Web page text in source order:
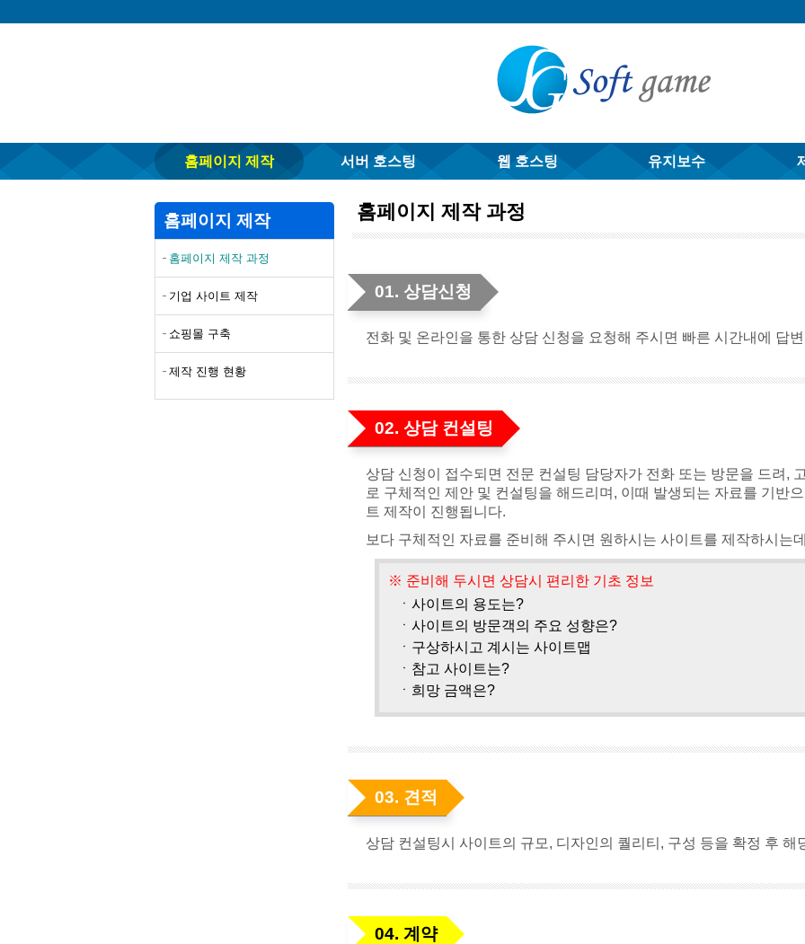
홈페이지 제작 서버 호스팅 웹 호스팅 유지보수
홈페이지 제작 과정
홈페이지 제작
홈페이지 제작 과정
기업 사이트 제작
쇼핑몰 구축
제작 진행 현황
01. 상담신청
전화 및 온라인을 통한 상담 신청을 요청해 주시면 빠른 시간내에 답
02. 상담 컨설팅
상담 신청이 접수되면 전문 컨설팅 담당자가 전화 또는 방문을 드려,
로 구체적인 제안 및 컨설팅을 해드리며, 이때 발생되는 자료를 기반
트 제작이 진행됩니다.
보다 구체적인 자료를 준비해 주시면 원하시는 사이트를 제작하시는
준비해 두시면 상담시 편리한 기초 정보
사이트의 용도는?
사이트의 방문객의 주요 성향은?
구상하시고 계시는 사이트맵
참고 사이트는?
희망 금액은?
03. 견적
상담 컨설팅시 사이트의 규모, 디자인의 퀄리티, 구성 등을 확정 후 해
04. 계약